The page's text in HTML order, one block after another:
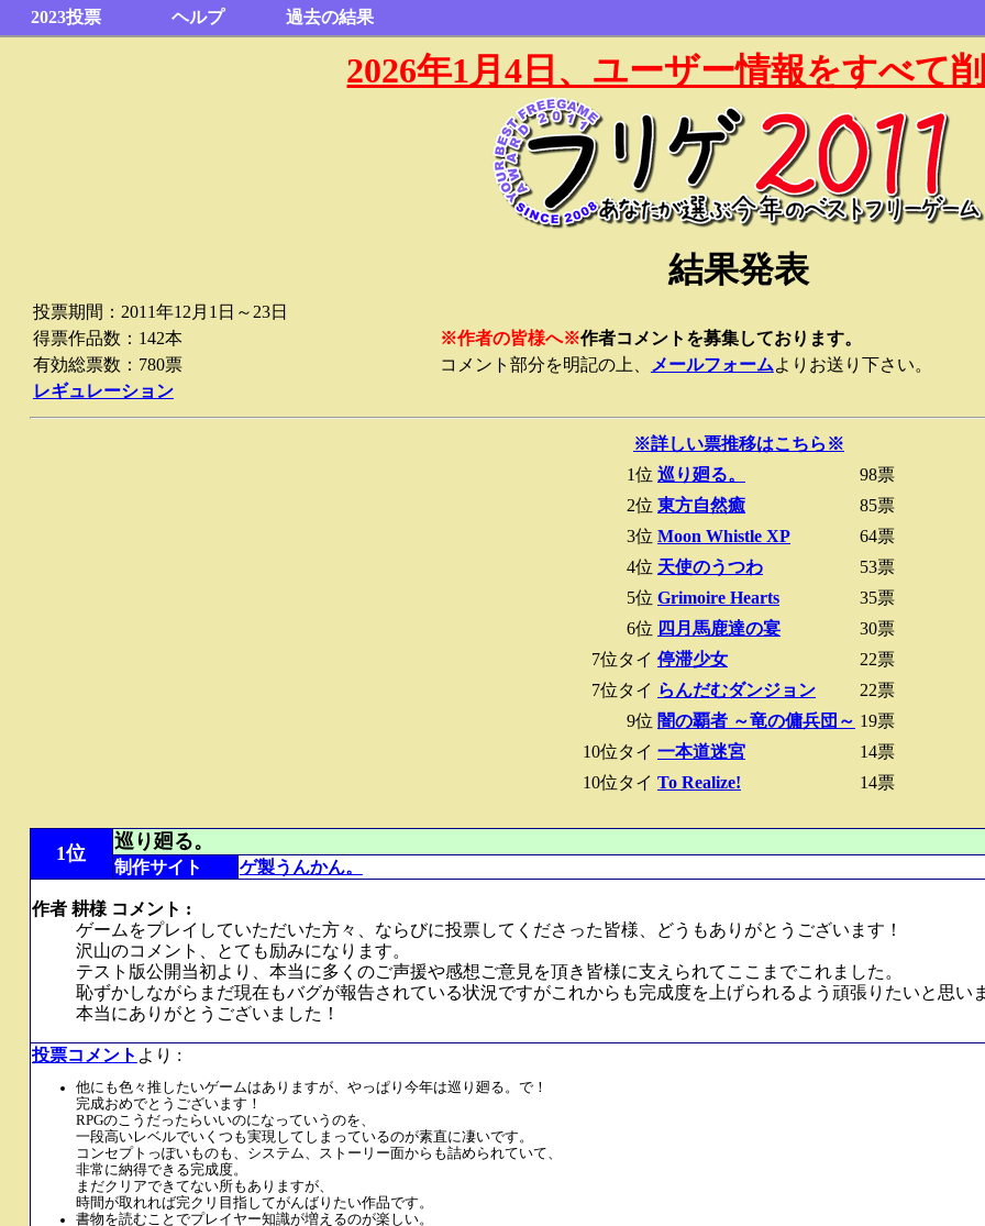
2023投票 ヘルプ 過去の結果
2026年1月4日、ユーザー情報をすべて
結果発表
投票期間：2011年12月1日～23日
得票作品数：142本
有効総票数：780票
レギュレーション
※作者の皆様へ※作者コメントを募集しております。
コメント部分を明記の上、
メールフォームよりお送り下さい。
※詳しい票推移はこちら※
1位 巡り廻る。
98票
2位 東方自然癒
85票
3位 Moon Whistle XP
64票
4位 天使のうつわ
53票
5位 Grimoire Hearts
35票
6位 四月馬鹿達の宴
30票
7位タイ 停滞少女
22票
7位タイ らんだむダンジョン
22票
9位 闇の覇者 ～竜の傭兵団～ 19票
10位タイ 一本道迷宮
14票
10位タイ To Realize! 14票
1位
巡り廻る。
制作サイト ゲ製うんかん。
作者 耕様 コメント :
ゲームをプレイしていただいた方々、ならびに投票してくださった皆様、どうもありがとうございます！
沢山のコメント、とても励みになります。
テスト版公開当初より、本当に多くのご声援や感想ご意見を頂き皆様に支えられてここまでこれました。
恥ずかしながらまだ現在もバグが報告されている状況ですがこれからも完成度を上げられるよう頑張りたいと思い
本当にありがとうございました！
投票コメント より :
他にも色々推したいゲームはありますが、やっぱり今年は巡り廻る。で！
完成おめでとうございます！
RPGのこうだったらいいのになっていうのを、
一段高いレベルでいくつも実現してしまっているのが素直に凄いです。
コンセプトっぽいものも、システム、ストーリー面からも詰められていて、
非常に納得できる完成度。
まだクリアできてない所もありますが、
時間が取れれば完クリ目指してがんばりたい作品です。
書物を読むことでプレイヤー知識が増えるのが楽しい。